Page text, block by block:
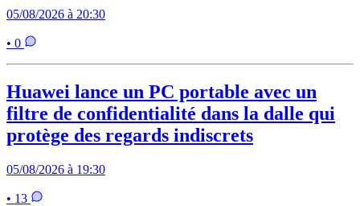
05/08/2026 à 20:30
• 0
Huawei lance un PC portable avec un
filtre de confidentialité dans la dalle qui
protège des regards indiscrets
05/08/2026 à 19:30
• 13